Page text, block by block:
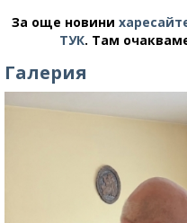
За още новини
ТУК. Там
Галерия